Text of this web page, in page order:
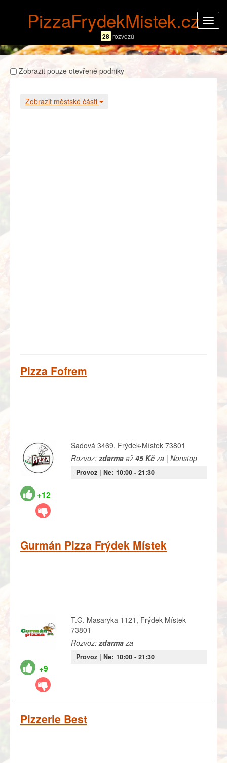
PizzaFrydekMistek.cz
28 rozvozů
Zobrazit pouze otevřené podniky
Zobrazit městské části
Pizza Fofrem
+12
Sadová 3469, Frýdek-Místek 73801
Rozvoz:zdarmaaž 45 Kčza | Nonstop
Provoz | Ne: 10:00- 21:30
Gurmán Pizza Frýdek Místek
+9
T.G. Masaryka 1121, Frýdek-Místek
73801
Rozvoz: zdarmaza
Provoz | Ne: 10:00- 21:30
Pizzerie Best